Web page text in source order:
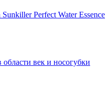
Perfect Water Essence
век и носогубки